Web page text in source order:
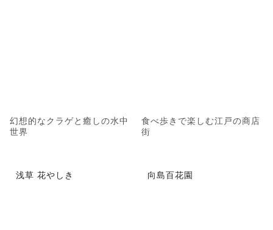
幻想的なクラゲと癒しの水中
世界
食べ歩きで楽しむ江戸の商店
街
浅草 花やしき 向島百花園